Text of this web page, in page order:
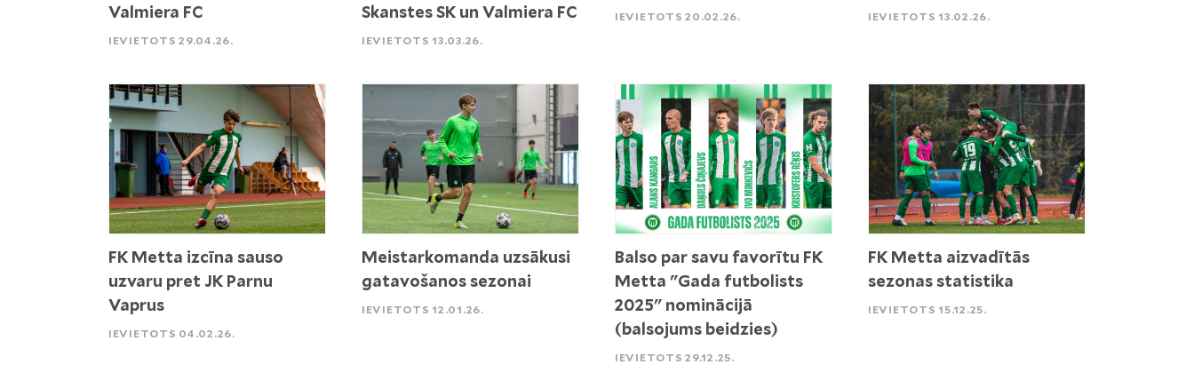
Valmiera FC
IEVIETOTS 29.04.26.
Skanstes SK un Valmiera FC
IEVIETOTS 13.03.26.
IEVIETOTS 20.02.26. IEVIETOTS 13.02.26.
FK Metta izcīna sauso
uzvaru pret JK Parnu
Vaprus
IEVIETOTS 04.02.26.
Meistarkomanda uzsākusi
gatavošanos sezonai
IEVIETOTS 12.01.26.
Balso par savu favorītu FK
Metta "Gada futbolists
2025" nominācijā
(balsojums beidzies)
IEVIETOTS 29.12.25.
FK Metta aizvadītās
sezonas statistika
IEVIETOTS 15.12.25.